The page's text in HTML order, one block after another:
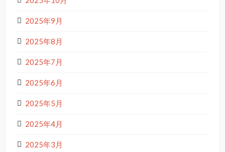
2025年9月
2025年8月
2025年7月
2025年6月
2025年5月
2025年4月
2025年3月